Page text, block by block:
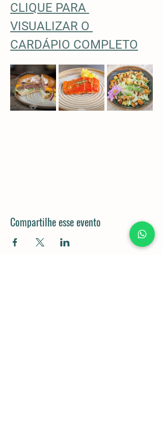
CLIQUE PARA
VISUALIZAR O
CARDÁPIO COMPLETO
Compartilhe esse evento